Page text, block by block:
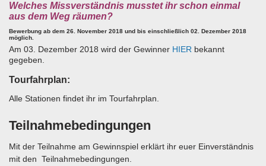
Welches Missverständnis musstet ihr schon einmal
aus dem Weg räumen?
Bewerbung ab dem 26. November 2018 und bis einschließlich 02. Dezember 2018
möglich.
Am 03. Dezember 2018 wird der Gewinner HIER bekannt
gegeben.
Tourfahrplan:
Alle Stationen findet ihr im Tourfahrplan.
Teilnahmebedingungen
Mit der Teilnahme am Gewinnspiel erklärt ihr euer Einverständnis
mit den Teilnahmebedingungen.